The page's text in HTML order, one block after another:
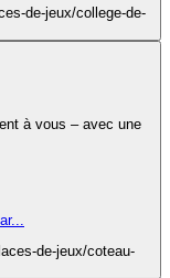
de-jeux/college-de-
à vous – avec une
de-jeux/coteau-